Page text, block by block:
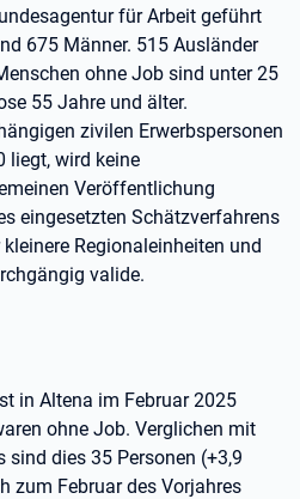
für Arbeit geführt
675 Männer. 515 Ausländer
ohne Job sind unter 25
55 Jahre und älter.
zivilen Erwerbspersonen
liegt, wird keine
Veröffentlichung
eingesetzten Schätzverfahrens
Regionaleinheiten und
valide.
in Altena im Februar 2025
ohne Job. Verglichen mit
dies 35 Personen (+3,9
zum Februar des Vorjahres